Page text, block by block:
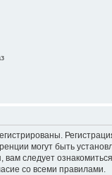
могут быть
вам следует
со всеми правилами.